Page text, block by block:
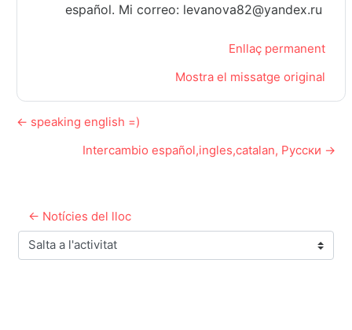
español. Mi correo: levanova82@yandex.ru
Enllaç permanent
Mostra el missatge original
← speaking english =)
Intercambio español,ingles,catalan, Русски →
← Notícies del lloc
Salta a l'activitat